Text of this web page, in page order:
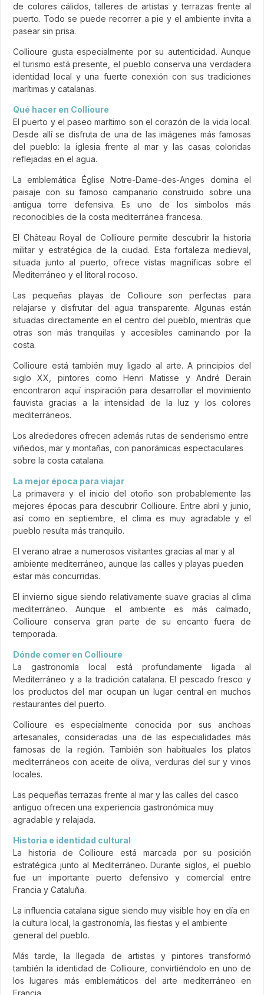
de colores cálidos, talleres de artistas y terrazas frente al
puerto. Todo se puede recorrer a pie y el ambiente invita a
pasear sin prisa.
Collioure gusta especialmente por su autenticidad. Aunque
el turismo está presente, el pueblo conserva una verdadera
identidad local y una fuerte conexión con sus tradiciones
marítimas y catalanas.
Qué hacer en Collioure
El puerto y el paseo marítimo son el corazón de la vida local.
Desde allí se disfruta de una de las imágenes más famosas
del pueblo: la iglesia frente al mar y las casas coloridas
reflejadas en el agua.
La emblemática Église Notre-Dame-des-Anges domina el
paisaje con su famoso campanario construido sobre una
antigua torre defensiva. Es uno de los símbolos más
reconocibles de la costa mediterránea francesa.
El Château Royal de Collioure permite descubrir la historia
militar y estratégica de la ciudad. Esta fortaleza medieval,
situada junto al puerto, ofrece vistas magníficas sobre el
Mediterráneo y el litoral rocoso.
Las pequeñas playas de Collioure son perfectas para
relajarse y disfrutar del agua transparente. Algunas están
situadas directamente en el centro del pueblo, mientras que
otras son más tranquilas y accesibles caminando por la
costa.
Collioure está también muy ligado al arte. A principios del
siglo XX, pintores como Henri Matisse y André Derain
encontraron aquí inspiración para desarrollar el movimiento
fauvista gracias a la intensidad de la luz y los colores
mediterráneos.
Los alrededores ofrecen además rutas de senderismo entre
viñedos, mar y montañas, con panorámicas espectaculares
sobre la costa catalana.
La mejor época para viajar
La primavera y el inicio del otoño son probablemente las
mejores épocas para descubrir Collioure. Entre abril y junio,
así como en septiembre, el clima es muy agradable y el
pueblo resulta más tranquilo.
El verano atrae a numerosos visitantes gracias al mar y al
ambiente mediterráneo, aunque las calles y playas pueden
estar más concurridas.
El invierno sigue siendo relativamente suave gracias al clima
mediterráneo. Aunque el ambiente es más calmado,
Collioure conserva gran parte de su encanto fuera de
temporada.
Dónde comer en Collioure
La gastronomía local está profundamente ligada al
Mediterráneo y a la tradición catalana. El pescado fresco y
los productos del mar ocupan un lugar central en muchos
restaurantes del puerto.
Collioure es especialmente conocida por sus anchoas
artesanales, consideradas una de las especialidades más
famosas de la región. También son habituales los platos
mediterráneos con aceite de oliva, verduras del sur y vinos
locales.
Las pequeñas terrazas frente al mar y las calles del casco
antiguo ofrecen una experiencia gastronómica muy
agradable y relajada.
Historia e identidad cultural
La historia de Collioure está marcada por su posición
estratégica junto al Mediterráneo. Durante siglos, el pueblo
fue un importante puerto defensivo y comercial entre
Francia y Cataluña.
La influencia catalana sigue siendo muy visible hoy en día en
la cultura local, la gastronomía, las fiestas y el ambiente
general del pueblo.
Más tarde, la llegada de artistas y pintores transformó
también la identidad de Collioure, convirtiéndolo en uno de
los lugares más emblemáticos del arte mediterráneo en
Francia.